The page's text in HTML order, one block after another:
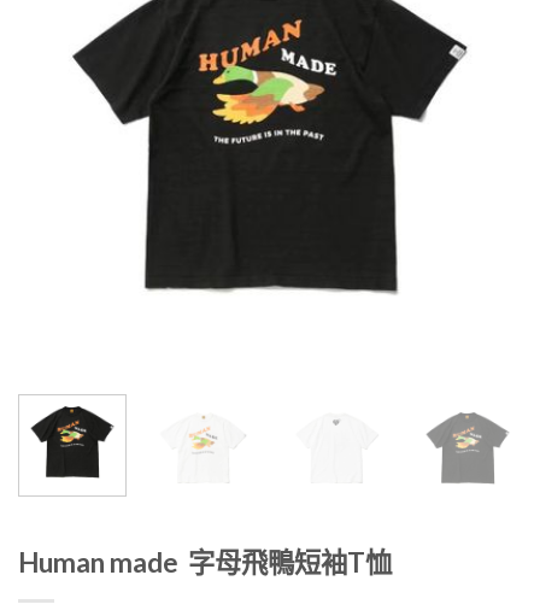
Human made 字母飛鴨短袖T恤